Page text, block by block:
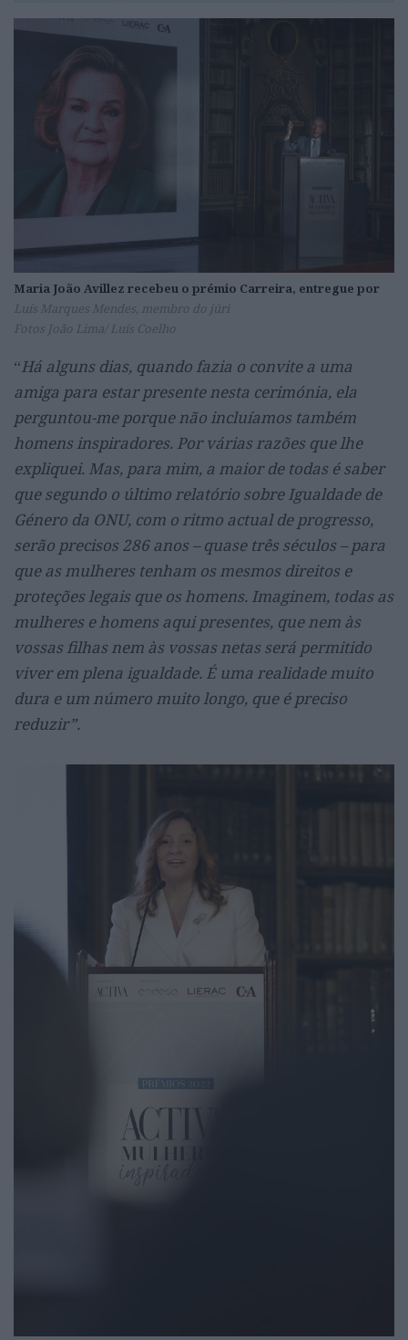
Maria João Avillez recebeu o prémio Carreira, entregue por
Luís Marques Mendes, membro do júri
Fotos João Lima/ Luís Coelho
“Há alguns dias, quando fazia o convite a uma
amiga para estar presente nesta cerimónia, ela
perguntou-me porque não incluíamos também
homens inspiradores. Por várias razões que lhe
expliquei. Mas, para mim, a maior de todas é saber
que segundo o último relatório sobre Igualdade de
Género da ONU, com o ritmo actual de progresso,
serão precisos 286 anos – quase três séculos – para
que as mulheres tenham os mesmos direitos e
proteções legais que os homens. Imaginem, todas as
mulheres e homens aqui presentes, que nem às
vossas filhas nem às vossas netas será permitido
viver em plena igualdade. É uma realidade muito
dura e um número muito longo, que é preciso
reduzir”.